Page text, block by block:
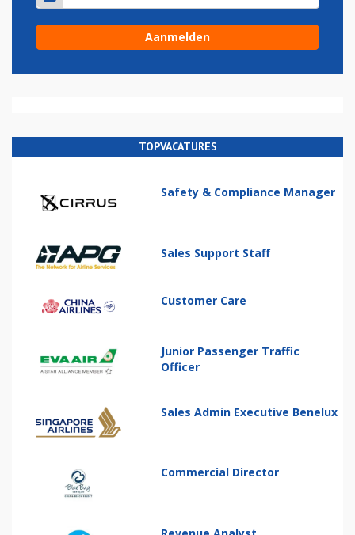
TOPVACATURES
Safety & Compliance Manager
Sales Support Staff
Customer Care
Junior Passenger Traffic
Officer
Sales Admin Executive Benelux
Commercial Director